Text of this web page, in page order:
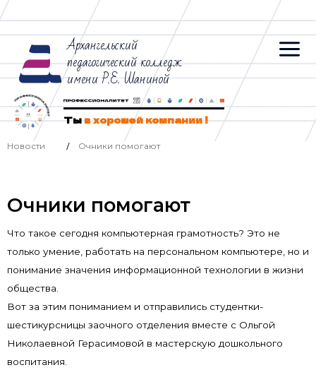
Архангельский
педагогический колледж
имени Р.Е. Шаниной
Тыв хорошей компании !
Новости / Очники помогают
Очники помогают
Что такое сегодня компьютерная грамотность? Это не
только умение, работать на персональном компьютере, но и
понимание значения информационной технологии в жизни
общества.
Вот за этим пониманием и отправились студентки-
шестикурсницы заочного отделения вместе с Ольгой
Николаевной Герасимовой в мастерскую дошкольного
воспитания.